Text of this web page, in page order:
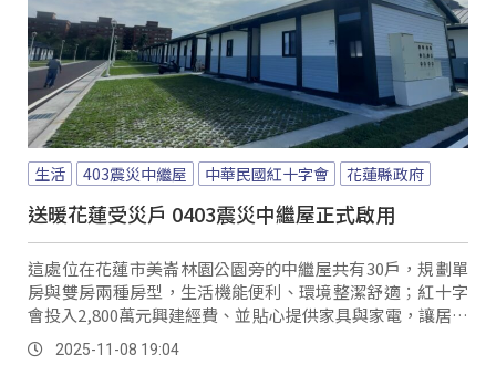
生活 403震災中繼屋 中華民國紅十字會 花蓮縣政府
送暖花蓮受災戶 0403震災中繼屋正式啟用
這處位在花蓮市美崙林園公園旁的中繼屋共有30戶，規劃單
房與雙房兩種房型，生活機能便利、環境整潔舒適；紅十字
會投入2,800萬元興建經費、並貼心提供家具與家電，讓居民
「拎包即可入住」，此外，在光復水災期間，紅十字會也加
2025-11-08 19:04